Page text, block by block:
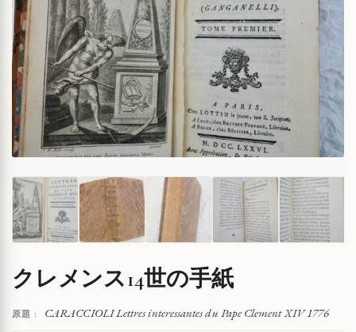
クレメンス14世の手紙
原題 : CARACCIOLI Lettres interessantes du Pape Clement XIV 1776